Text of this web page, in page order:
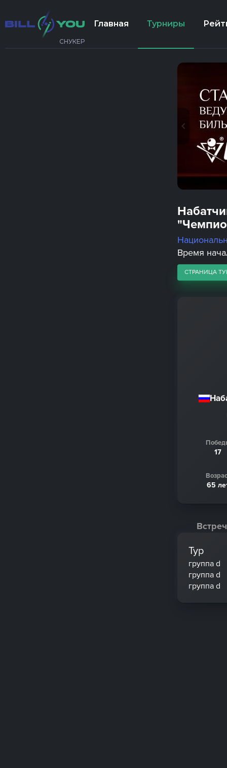
СНУКЕР
Главная Турниры
Время
СТРАНИЦА
17
65
Тур
группа d
группа d
группа d